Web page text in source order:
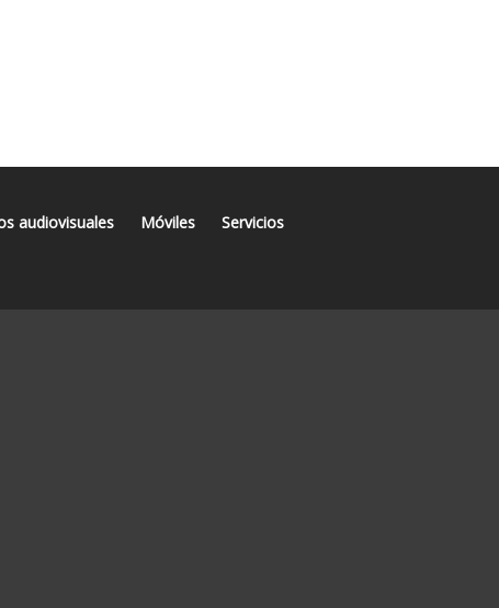
audiovisuales Móviles Servicios